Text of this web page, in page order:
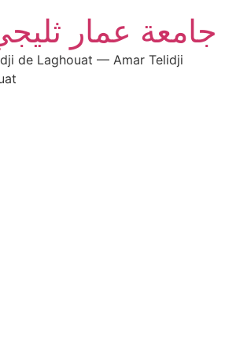
جامعة عمار
de Laghouat — Amar Telidji